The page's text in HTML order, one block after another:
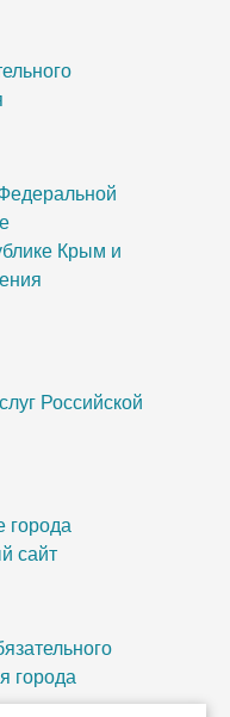
Крым и
Российской
города
сайт
города